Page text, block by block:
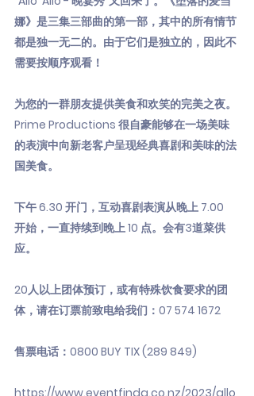
娜》是三集三部曲的第一部，其中的所有情节
都是独一无二的。由于它们是独立的，因此不
需要按顺序观看！
为您的一群朋友提供美食和欢笑的完美之夜。
Prime Productions 很自豪能够在一场美味
的表演中向新老客户呈现经典喜剧和美味的法
国美食。
下午 6.30 开门，互动喜剧表演从晚上 7.00
开始，一直持续到晚上 10 点。会有3道菜供
应。
20人以上团体预订，或有特殊饮食要求的团
体，请在订票前致电给我们：07 574 1672
售票电话：0800 BUY TIX (289 849)
https://www.eventfinda.co.nz/2023/allo